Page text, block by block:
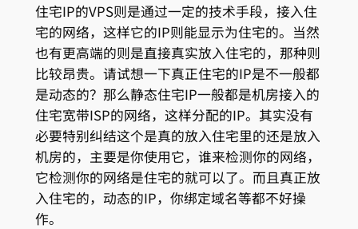
住宅IP的VPS则是通过一定的技术手段，接入住
宅的网络，这样它的IP则能显示为住宅的。当然
也有更高端的则是直接真实放入住宅的，那种则
比较昂贵。请试想一下真正住宅的IP是不一般都
是动态的？那么静态住宅IP一般都是机房接入的
住宅宽带ISP的网络，这样分配的IP。其实没有
必要特别纠结这个是真的放入住宅里的还是放入
机房的，主要是你使用它，谁来检测你的网络，
它检测你的网络是住宅的就可以了。而且真正放
入住宅的，动态的IP，你绑定域名等都不好操
作。